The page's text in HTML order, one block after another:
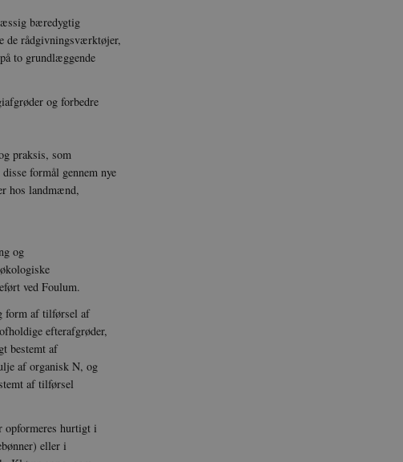
bæredygtig
de rådgivningsværktøjer,
to grundlæggende
og forbedre
praksis, som
formål gennem nye
hos landmænd,
og
ved Foulum.
form af tilførsel af
efterafgrøder,
bestemt af
af organisk N, og
af tilførsel
hurtigt i
eller i